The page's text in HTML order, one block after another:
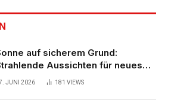
auf sicherem Grund:
Aussichten für neues
JUNI 2026 181 VIEWS